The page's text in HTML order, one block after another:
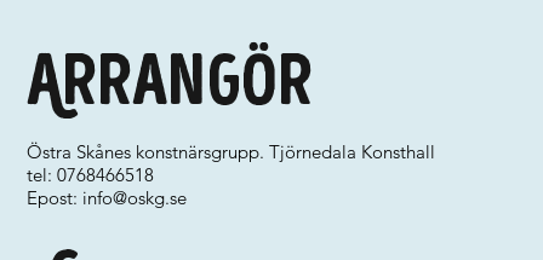
Arrangör
Östra Skånes konstnärsgrupp. Tjörnedala Konsthall
tel: 0768466518
Epost: info@oskg.se